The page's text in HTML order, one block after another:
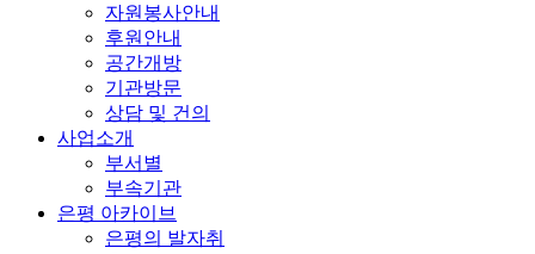
자원봉사안내
후원안내
공간개방
기관방문
상담 및 건의
사업소개
부서별
부속기관
은평 아카이브
은평의 발자취